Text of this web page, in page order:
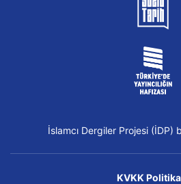
İslamcı Dergiler Projesi (İDP)
KVKK